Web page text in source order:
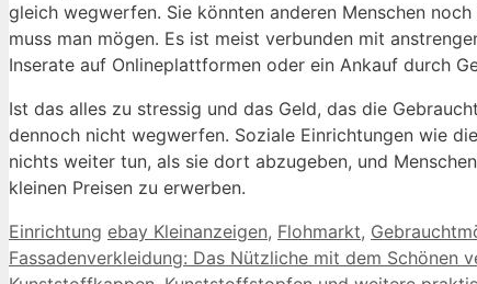
gleich wegwerfen. Sie könnten anderen Menschen
muss man mögen. Es ist meist verbunden mit
Inserate auf Onlineplattformen oder ein Ankauf durch
Ist das alles zu stressig und das Geld, das die
dennoch nicht wegwerfen. Soziale Einrichtungen wie
nichts weiter tun, als sie dort abzugeben, und
kleinen Preisen zu erwerben.
Kategorien
Einrichtung Schlagwörter
ebay Kleinanzeigen, Flohmarkt,
Fassadenverkleidung: Das Nützliche mit dem Schönen